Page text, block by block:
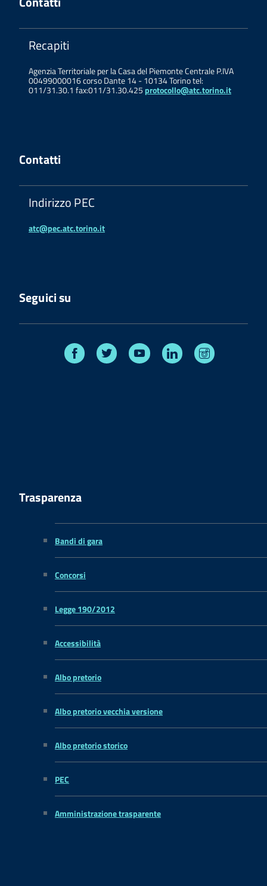
Recapiti
Agenzia Territoriale per la Casa del Piemonte Centrale P.IVA
00499000016 corso Dante 14 - 10134 Torino tel:
011/31.30.1 fax:011/31.30.425 protocollo@atc.torino.it
Contatti
Indirizzo PEC
atc@pec.atc.torino.it
Seguici su
Facebook Twitter Youtube Linkedin
Trasparenza
Bandi di gara
Concorsi
Legge 190/2012
Accessibilità
Albo pretorio
Albo pretorio vecchia versione
Albo pretorio storico
PEC
Amministrazione trasparente